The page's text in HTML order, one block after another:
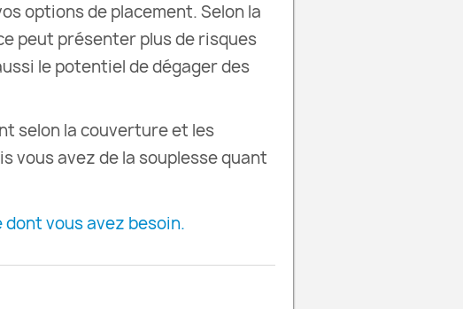
options de placement. Selon la
peut présenter plus de risques
le potentiel de dégager des
selon la couverture et les
vous avez de la souplesse quant
dont vous avez besoin.